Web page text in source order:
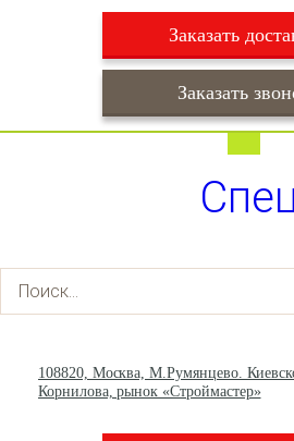
Заказать
Заказать
+7 (495)
108820, Москва, М.Румянцево.
Корнилова, рынок «Строймастер»